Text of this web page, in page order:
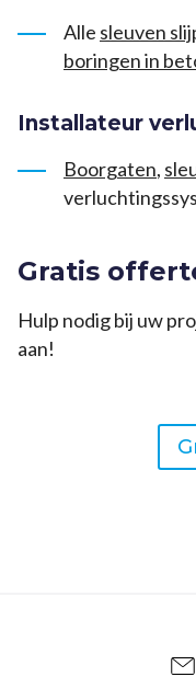
Alle sleuven
boringen in
Installateur
Boorgaten,
Gratis
Hulp nodig bij uw
aan!